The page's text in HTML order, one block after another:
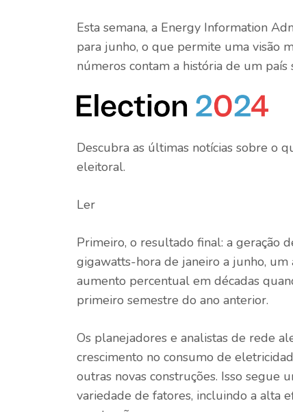
Esta semana, a Energy Information
para junho, o que permite uma visão
números contam a história de um
Descubra as últimas notícias sobre o
eleitoral.
Ler
Primeiro, o resultado final: a geração
gigawatts-hora de janeiro a junho,
aumento percentual em décadas
primeiro semestre do ano anterior.
Os planejadores e analistas de rede
crescimento no consumo de
outras novas construções. Isso segue
variedade de fatores, incluindo a alta